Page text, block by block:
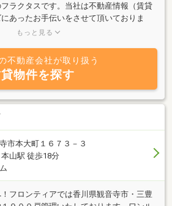
ラクタスです。当社は不動産情報（賃貸
あったお手伝いをさせて頂いておりま
ましたら、お気軽にお問い合わせ下さ
もっと見る
不動産会社が取り扱う
物件を探す
市本大町１６７３－３
本山駅 徒歩18分
フロンティアでは香川県観音寺市・三豊